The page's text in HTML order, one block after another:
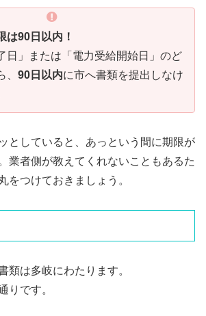
は90日以内！
日」または「電力受給開始日」のど
90日以内に市へ書類を提出しなけ
としていると、あっという間に期限が
業者側が教えてくれないこともあるた
をつけておきましょう。
類は多岐にわたります。
りです。